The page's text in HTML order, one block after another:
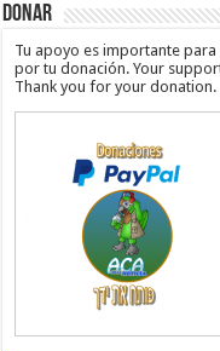
Donar
Tu apoyo es importante
por tu donación. Your
Thank you for your donation.